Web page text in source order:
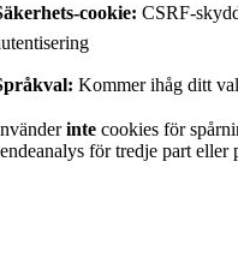
cookie: CSRF-
Kommer ihåg ditt
inte cookies för
för tredje part eller